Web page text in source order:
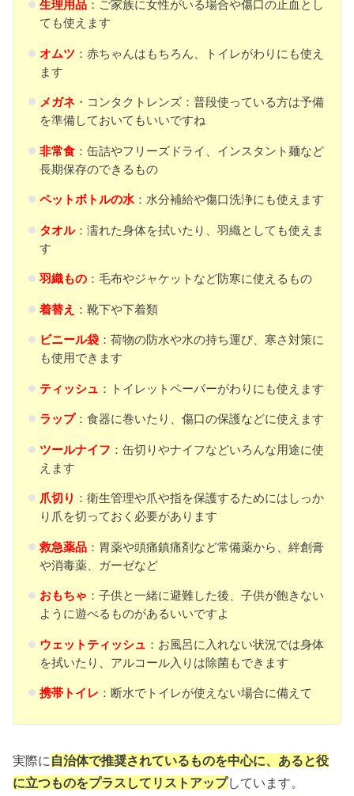
生理用品：ご家族に女性がいる場合や傷口の止血とし
ても使えます
オムツ ：赤ちゃんはもちろん、トイレがわりにも使え
ます
メガネ・コンタクトレンズ：普段使っている方は予備
を準備しておいてもいいですね
非常食：缶詰やフリーズドライ、インスタント麺など
長期保存のできるもの
ペットボトルの水：水分補給や傷口洗浄にも使えます
タオル：濡れた身体を拭いたり、羽織としても使えま
す
羽織もの：毛布やジャケットなど防寒に使えるもの
着替え ：靴下や下着類
ビニール袋：荷物の防水や水の持ち運び、寒さ対策に
も使用できます
ティッシュ ：トイレットペーパーがわりにも使えます
ラップ：食器に巻いたり、傷口の保護などに使えます
ツールナイフ ：缶切りやナイフなどいろんな用途に使
えます
爪切り ：衛生管理や爪や指を保護するためにはしっか
り爪を切っておく必要があります
救急薬品：胃薬や頭痛鎮痛剤など常備薬から、絆創膏
や消毒薬、ガーゼなど
おもちゃ ：子供と一緒に避難した後、子供が飽きない
ように遊べるものがあるいいですよ
ウェットティッシュ ：お風呂に入れない状況では身体
を拭いたり、アルコール入りは除菌もできます
携帯トイレ ：断水でトイレが使えない場合に備えて
実際に 自治体で推奨されているものを中心に、あると役
に立つものをプラスしてリストアップしています。